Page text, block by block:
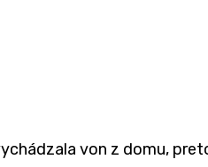
von z domu,